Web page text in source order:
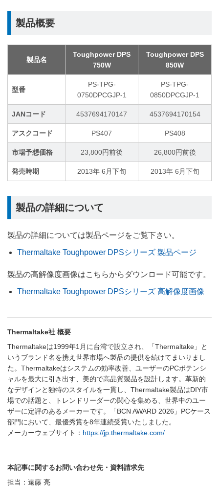
製品概要
製品名
Toughpower DPS
750W
Toughpower DPS
850W
型番
PS-TPG-
0750DPCGJP-1
PS-TPG-
0850DPCGJP-1
JANコード 4537694170147 4537694170154
アスクコード PS407 PS408
市場予想価格 23,800円前後 26,800円前後
発売時期 2013年 6月下旬 2013年 6月下旬
製品の詳細について
製品の詳細については製品ページをご覧下さい。
Thermaltake Toughpower DPSシリーズ 製品ページ
製品の高解像度画像はこちらからダウンロード可能です。
Thermaltake Toughpower DPSシリーズ 高解像度画像
Thermaltake社 概要
Thermaltakeは1999年1月に台湾で設立され、「Thermaltake」と
いうブランド名を携え世界市場へ製品の提供を続けてまいりまし
た。Thermaltakeはシステムの効率改善、ユーザーのPCポテンシ
ャルを最大に引き出す、美的で高品質製品を設計します。革新的
なデザインと独特のスタイルを一貫し、Thermaltake製品はDIY市
場での話題と、トレンドリーダーの関心を集める、世界中のユー
ザーに定評のあるメーカーです。「BCN AWARD 2026」PCケース
部門において、最優秀賞を8年連続受賞いたしました。
メーカーウェブサイト： https://jp.thermaltake.com/
本記事に関するお問い合わせ先・資料請求先
担当：遠藤 亮